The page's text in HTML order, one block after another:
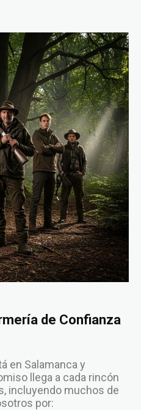
de Confianza
en Salamanca y
llega a cada rincón
incluyendo muchos de
por: